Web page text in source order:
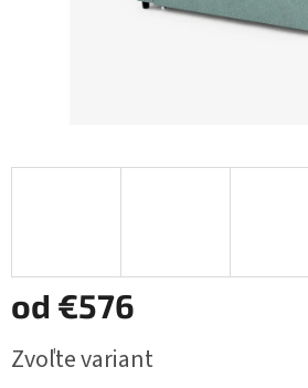
od €576
cena:
Zvoľte variant